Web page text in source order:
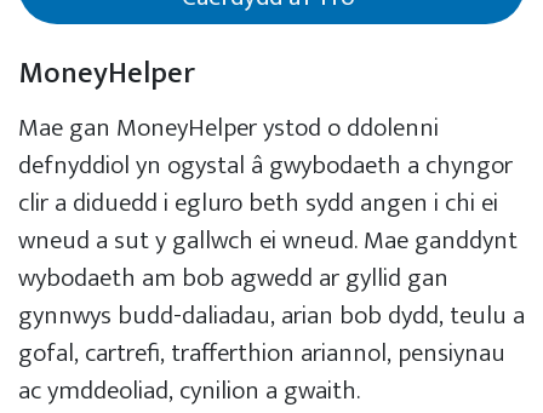
MoneyHelper
Mae gan MoneyHelper ystod o ddolenni
defnyddiol yn ogystal â gwybodaeth a chyngor
clir a diduedd i egluro beth sydd angen i chi ei
wneud a sut y gallwch ei wneud. Mae ganddynt
wybodaeth am bob agwedd ar gyllid gan
gynnwys budd-daliadau, arian bob dydd, teulu a
gofal, cartrefi, trafferthion ariannol, pensiynau
ac ymddeoliad, cynilion a gwaith.